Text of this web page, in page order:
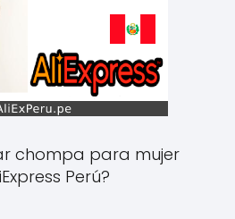
chompa para mujer
Perú?